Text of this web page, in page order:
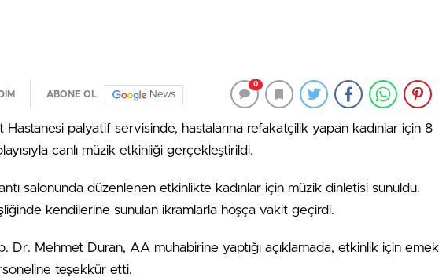
ABONE OL News
0
palyatif servisinde, hastalarına refakatçilik yapan kadınlar için 8
canlı müzik etkinliği gerçekleştirildi.
salonunda düzenlenen etkinlikte kadınlar için müzik dinletisi sunuldu.
kendilerine sunulan ikramlarla hoşça vakit geçirdi.
Dr. Mehmet Duran, AA muhabirine yaptığı açıklamada, etkinlik için emek
teşekkür etti.